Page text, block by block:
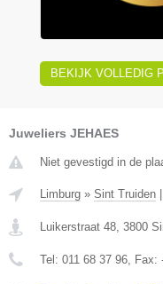
BEKIJK VOLLEDIG
Juweliers JEHAES
Niet gevestigd in de
Limburg » Sint Truiden |
Luikerstraat 48 3800
Tel: 011 68 37 96 , Fax: